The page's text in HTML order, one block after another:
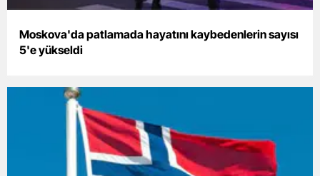
Tokat
Tunceli
Uşak
Moskova'da patlamada hayatını kaybedenlerin sayısı
5'e yükseldi